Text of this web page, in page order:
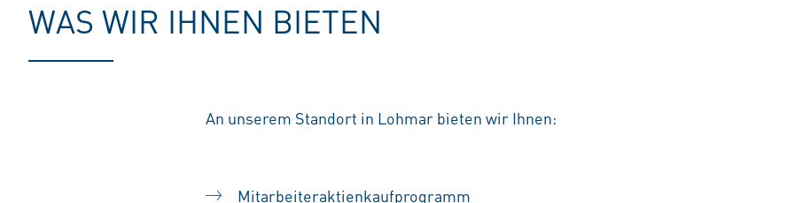
WAS WIR IHNEN BIETEN
An unserem Standort in Lohmar bieten wir Ihnen:
Mitarbeiteraktienkaufprogramm